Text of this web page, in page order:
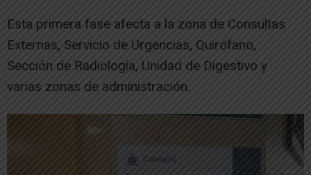
Esta primera fase afecta a la zona de Consultas
Externas, Servicio de Urgencias, Quirófano,
Sección de Radiología, Unidad de Digestivo y
varias zonas de administración.